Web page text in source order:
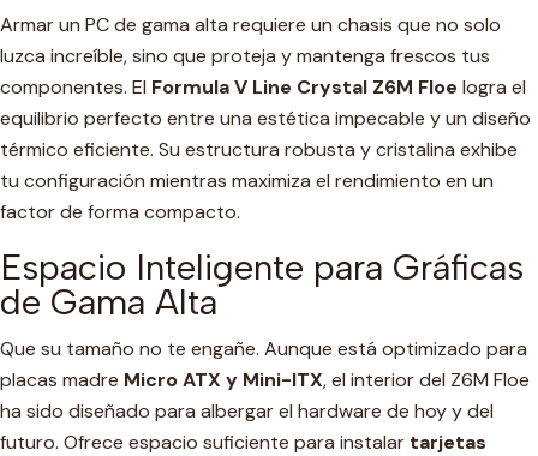
Armar un PC de gama alta requiere un chasis que no solo
luzca increíble, sino que proteja y mantenga frescos tus
componentes. El Formula V Line Crystal Z6M Floe logra el
equilibrio perfecto entre una estética impecable y un diseño
térmico eficiente. Su estructura robusta y cristalina exhibe
tu configuración mientras maximiza el rendimiento en un
factor de forma compacto.
Espacio Inteligente para Gráficas
de Gama Alta
Que su tamaño no te engañe. Aunque está optimizado para
placas madre Micro ATX y Mini-ITX, el interior del Z6M Floe
ha sido diseñado para albergar el hardware de hoy y del
futuro. Ofrece espacio suficiente para instalar tarjetas